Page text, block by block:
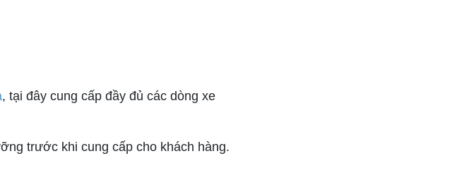
, tại đây cung cấp đầy đủ các dòng xe
trước khi cung cấp cho khách hàng.